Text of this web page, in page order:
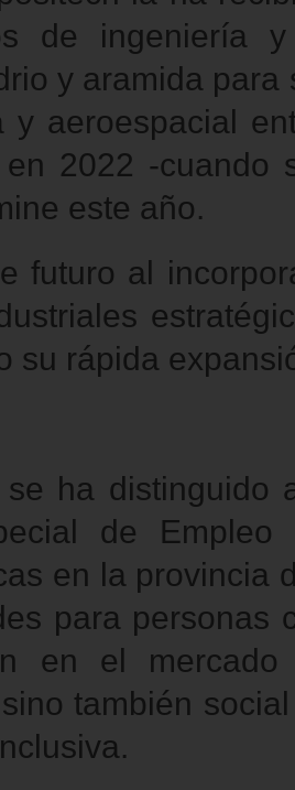
de ingeniería
y aramida
y aeroespacial
en 2022 -
este año.
futuro al
su rápida
se ha distinguido
de
en la provincia
para personas
en el
también